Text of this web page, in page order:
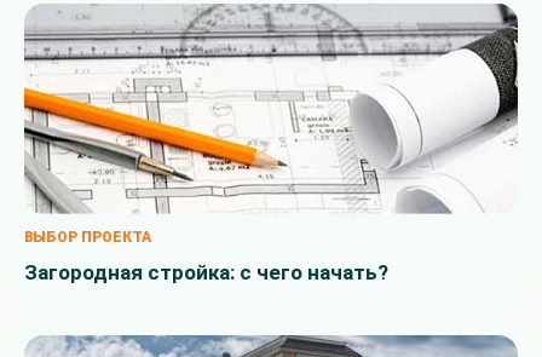
ВЫБОР ПРОЕКТА
Загородная стройка: с чего начать?